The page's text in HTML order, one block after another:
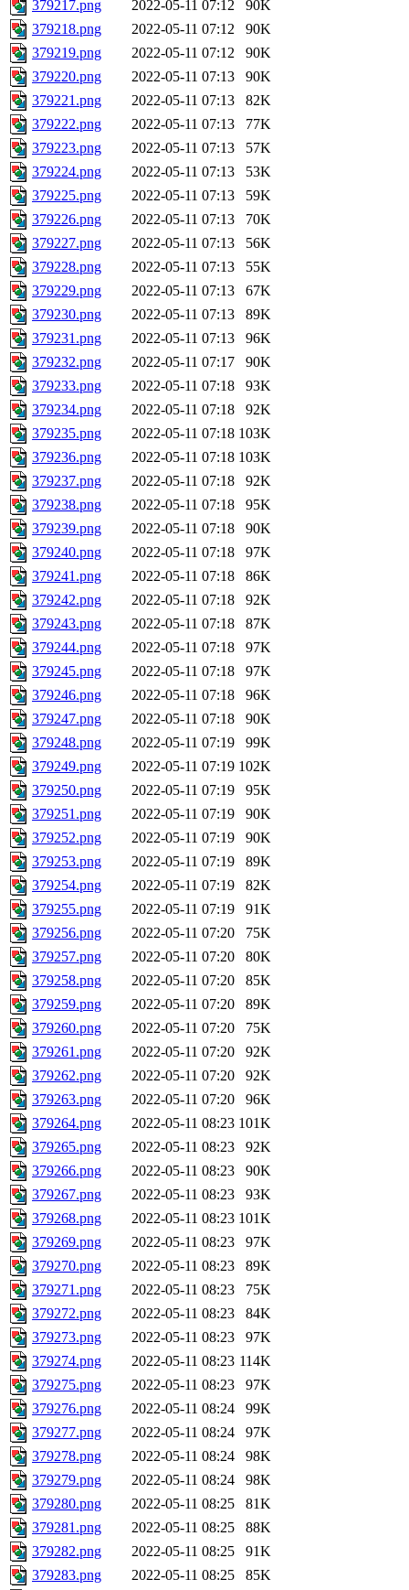
379217.png 2022-05-11 07:12
90K
379218.png
2022-05-11 07:12
90K
379219.png
2022-05-11 07:12
90K
379220.png
2022-05-11 07:13
90K
379221.png
2022-05-11 07:13
82K
379222.png
2022-05-11 07:13
77K
379223.png
2022-05-11 07:13
57K
379224.png
2022-05-11 07:13
53K
379225.png
2022-05-11 07:13
59K
379226.png
2022-05-11 07:13
70K
379227.png
2022-05-11 07:13
56K
379228.png
2022-05-11 07:13
55K
379229.png
2022-05-11 07:13
67K
379230.png
2022-05-11 07:13
89K
379231.png
2022-05-11 07:13
96K
379232.png
2022-05-11 07:17
90K
379233.png
2022-05-11 07:18
93K
379234.png
2022-05-11 07:18
92K
379235.png
2022-05-11 07:18 103K
379236.png
2022-05-11 07:18 103K
379237.png
2022-05-11 07:18
92K
379238.png
2022-05-11 07:18
95K
379239.png
2022-05-11 07:18
90K
379240.png
2022-05-11 07:18
97K
379241.png
2022-05-11 07:18
86K
379242.png
2022-05-11 07:18
92K
379243.png
2022-05-11 07:18
87K
379244.png
2022-05-11 07:18
97K
379245.png
2022-05-11 07:18
97K
379246.png
2022-05-11 07:18
96K
379247.png
2022-05-11 07:18
90K
379248.png
2022-05-11 07:19
99K
379249.png
2022-05-11 07:19 102K
379250.png
2022-05-11 07:19
95K
379251.png
2022-05-11 07:19
90K
379252.png
2022-05-11 07:19
90K
379253.png
2022-05-11 07:19
89K
379254.png
2022-05-11 07:19
82K
379255.png
2022-05-11 07:19
91K
379256.png
2022-05-11 07:20
75K
379257.png
2022-05-11 07:20
80K
379258.png
2022-05-11 07:20
85K
379259.png
2022-05-11 07:20
89K
379260.png
2022-05-11 07:20
75K
379261.png
2022-05-11 07:20
92K
379262.png
2022-05-11 07:20
92K
379263.png
2022-05-11 07:20
96K
379264.png
2022-05-11 08:23 101K
379265.png
2022-05-11 08:23
92K
379266.png
2022-05-11 08:23
90K
379267.png
2022-05-11 08:23
93K
379268.png
2022-05-11 08:23 101K
379269.png
2022-05-11 08:23
97K
379270.png
2022-05-11 08:23
89K
379271.png
2022-05-11 08:23
75K
379272.png
2022-05-11 08:23
84K
379273.png
2022-05-11 08:23
97K
379274.png
2022-05-11 08:23 114K
379275.png
2022-05-11 08:23
97K
379276.png
2022-05-11 08:24
99K
379277.png
2022-05-11 08:24
97K
379278.png
2022-05-11 08:24
98K
379279.png
2022-05-11 08:24
98K
379280.png
2022-05-11 08:25
81K
379281.png
2022-05-11 08:25
88K
379282.png
2022-05-11 08:25
91K
379283.png
2022-05-11 08:25
85K